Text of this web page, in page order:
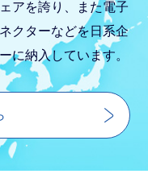
アを誇り、また電子
クターなどを日系企
に納入しています。